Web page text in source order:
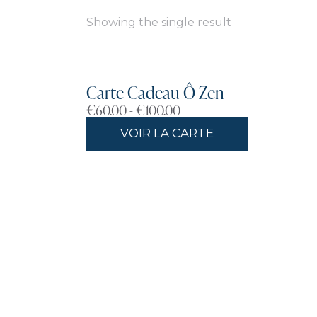
Showing the single result
Carte Cadeau Ô Zen
€60.00-€100.00
VOIR LA CARTE